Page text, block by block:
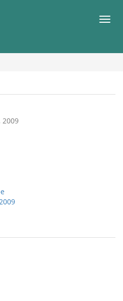
เมนู
2009